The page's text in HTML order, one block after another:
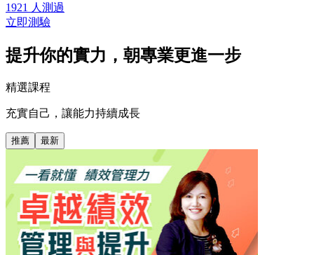
1921 人測過
立即測驗
提升你的實力，朝專業更進一步
精選課程
充實自己，讓能力持續成長
推薦 最新